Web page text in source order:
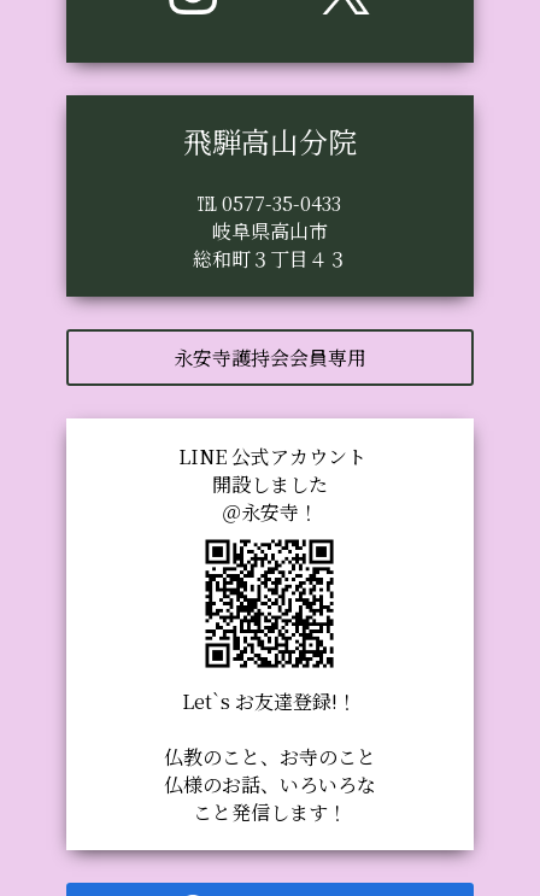
飛騨高山分院
℡ 0577-35-0433
岐阜県高山市
総和町３丁目４３
永安寺護持会会員専用
LINE 公式アカウント
開設しました
＠永安寺！
Let`s お友達登録!！
仏教のこと、お寺のこと
仏様のお話、いろいろな
こと発信します！